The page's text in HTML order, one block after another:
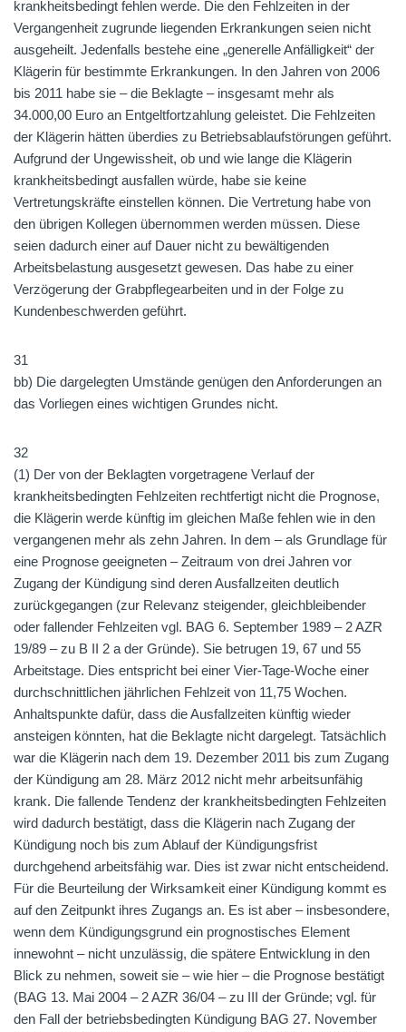
krankheitsbedingt fehlen werde. Die den Fehlzeiten in der
Vergangenheit zugrunde liegenden Erkrankungen seien nicht
ausgeheilt. Jedenfalls bestehe eine „generelle Anfälligkeit“ der
Klägerin für bestimmte Erkrankungen. In den Jahren von 2006
bis 2011 habe sie – die Beklagte – insgesamt mehr als
34.000,00 Euro an Entgeltfortzahlung geleistet. Die Fehlzeiten
der Klägerin hätten überdies zu Betriebsablaufstörungen geführt.
Aufgrund der Ungewissheit, ob und wie lange die Klägerin
krankheitsbedingt ausfallen würde, habe sie keine
Vertretungskräfte einstellen können. Die Vertretung habe von
den übrigen Kollegen übernommen werden müssen. Diese
seien dadurch einer auf Dauer nicht zu bewältigenden
Arbeitsbelastung ausgesetzt gewesen. Das habe zu einer
Verzögerung der Grabpflegearbeiten und in der Folge zu
Kundenbeschwerden geführt.
31
bb) Die dargelegten Umstände genügen den Anforderungen an
das Vorliegen eines wichtigen Grundes nicht.
32
(1) Der von der Beklagten vorgetragene Verlauf der
krankheitsbedingten Fehlzeiten rechtfertigt nicht die Prognose,
die Klägerin werde künftig im gleichen Maße fehlen wie in den
vergangenen mehr als zehn Jahren. In dem – als Grundlage für
eine Prognose geeigneten – Zeitraum von drei Jahren vor
Zugang der Kündigung sind deren Ausfallzeiten deutlich
zurückgegangen (zur Relevanz steigender, gleichbleibender
oder fallender Fehlzeiten vgl. BAG 6. September 1989 – 2 AZR
19/89 – zu B II 2 a der Gründe). Sie betrugen 19, 67 und 55
Arbeitstage. Dies entspricht bei einer Vier-Tage-Woche einer
durchschnittlichen jährlichen Fehlzeit von 11,75 Wochen.
Anhaltspunkte dafür, dass die Ausfallzeiten künftig wieder
ansteigen könnten, hat die Beklagte nicht dargelegt. Tatsächlich
war die Klägerin nach dem 19. Dezember 2011 bis zum Zugang
der Kündigung am 28. März 2012 nicht mehr arbeitsunfähig
krank. Die fallende Tendenz der krankheitsbedingten Fehlzeiten
wird dadurch bestätigt, dass die Klägerin nach Zugang der
Kündigung noch bis zum Ablauf der Kündigungsfrist
durchgehend arbeitsfähig war. Dies ist zwar nicht entscheidend.
Für die Beurteilung der Wirksamkeit einer Kündigung kommt es
auf den Zeitpunkt ihres Zugangs an. Es ist aber – insbesondere,
wenn dem Kündigungsgrund ein prognostisches Element
innewohnt – nicht unzulässig, die spätere Entwicklung in den
Blick zu nehmen, soweit sie – wie hier – die Prognose bestätigt
(BAG 13. Mai 2004 – 2 AZR 36/04 – zu III der Gründe; vgl. für
den Fall der betriebsbedingten Kündigung BAG 27. November